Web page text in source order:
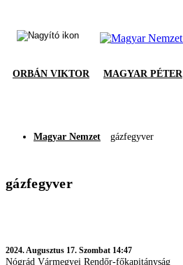
ORBÁN VIKTOR MAGYAR PÉTER
Magyar Nemzet gázfegyver
gázfegyver
2024.Augusztus 17. Szombat 14:47
Nógrád Vármegyei Rendőr-főkapitányság